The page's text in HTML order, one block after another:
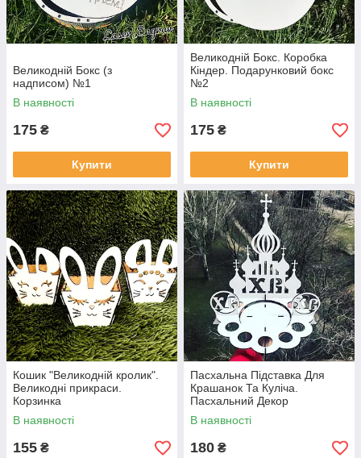
Великодній Бокс (з
надписом) №1
В наявності
175 ₴
Купити
Великодній Бокс. Коробка
Кіндер. Подарунковий бокс
№2
В наявності
175 ₴
Купити
Кошик "Великодній кролик".
Великодні прикраси.
Корзинка
В наявності
155 ₴
Пасхальна Підставка Для
Крашанок Та Куліча.
Пасхальний Декор
В наявності
180 ₴